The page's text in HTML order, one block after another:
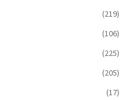
(219)
(106)
(225)
(205)
(17)